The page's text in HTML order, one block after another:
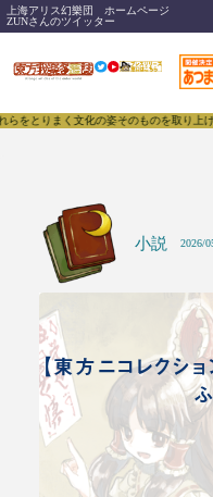
上海アリス幻樂団 ホームページ
ZUNさんのツイッター
の姿そのものを取り上げ、世界に
小説 2026/
【東方ニコレクシ